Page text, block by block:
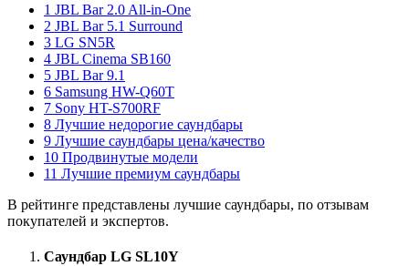
1 JBL Bar 2.0 All-in-One
2 JBL Bar 5.1 Surround
3 LG SN5R
4 JBL Cinema SB160
5 JBL Bar 9.1
6 Samsung HW-Q60T
7 Sony HT-S700RF
8 Лучшие недорогие саундбары
9 Лучшие саундбары цена/качество
10 Продвинутые модели
11 Лучшие премиум саундбары
В рейтинге представлены лучшие саундбары, по отзывам
покупателей и экспертов.
Саундбар LG SL10Y